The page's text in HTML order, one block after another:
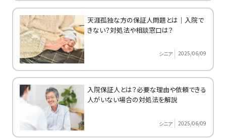
天涯孤独な方の保証人問題とは｜入院で
きない？対処法や相談窓口は？
シニア 2025/06/09
入院保証人とは？必要な理由や依頼できる
人がいない場合の対処法を解説
シニア 2025/06/09